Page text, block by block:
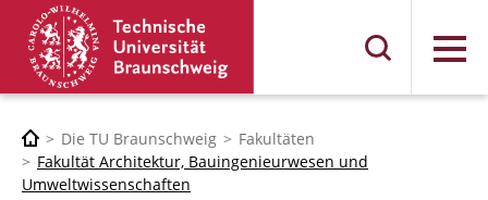
Menü
Die TU Braunschweig
Fakultäten
Fakultät Architektur, Bauingenieurwesen und
Umweltwissenschaften